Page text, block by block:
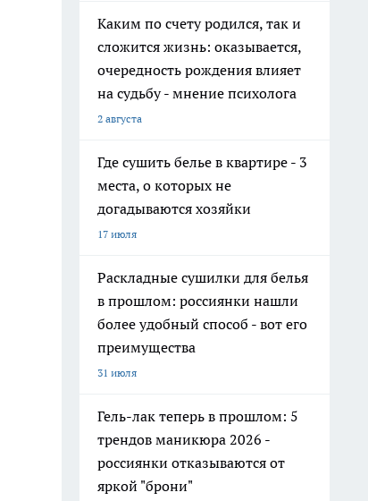
Каким по счету родился, так и
сложится жизнь: оказывается,
очередность рождения влияет
на судьбу - мнение психолога
2 августа
Где сушить белье в квартире - 3
места, о которых не
догадываются хозяйки
17 июля
Раскладные сушилки для белья
в прошлом: россиянки нашли
более удобный способ - вот его
преимущества
31 июля
Гель-лак теперь в прошлом: 5
трендов маникюра 2026 -
россиянки отказываются от
яркой "брони"